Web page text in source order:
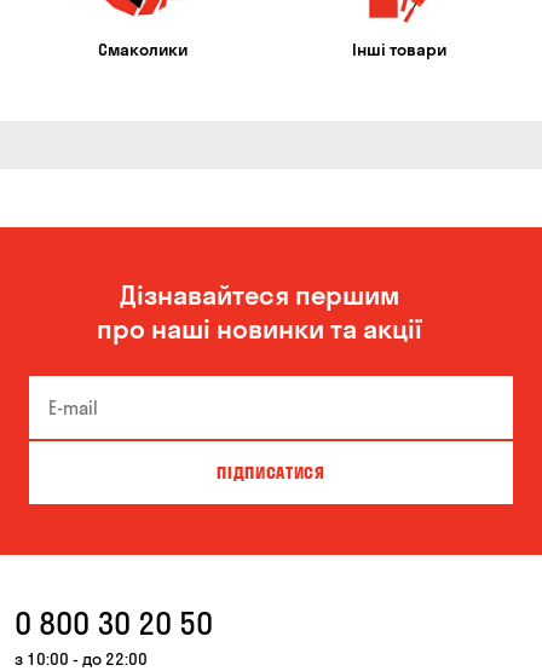
Смаколики Інші товари
Дізнавайтеся першим
про наші новинки та акції
ПІДПИСАТИСЯ
0 800 30 20 50
з 10:00 - до 22:00